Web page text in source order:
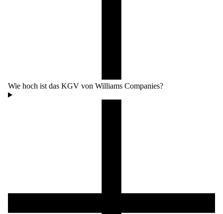
Wie hoch ist das KGV von Williams Companies?